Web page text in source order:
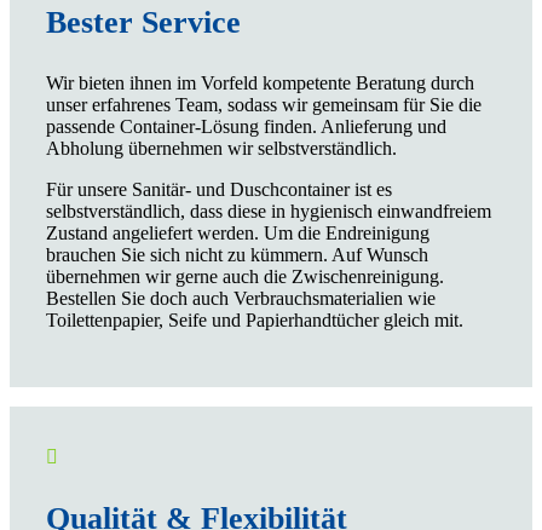
Bester Service
Wir bieten ihnen im Vorfeld kompetente Beratung durch
unser erfahrenes Team, sodass wir gemeinsam für Sie die
passende Container-Lösung finden. Anlieferung und
Abholung übernehmen wir selbstverständlich.
Für unsere Sanitär- und Duschcontainer ist es
selbstverständlich, dass diese in hygienisch einwandfreiem
Zustand angeliefert werden. Um die Endreinigung
brauchen Sie sich nicht zu kümmern. Auf Wunsch
übernehmen wir gerne auch die Zwischenreinigung.
Bestellen Sie doch auch Verbrauchsmaterialien wie
Toilettenpapier, Seife und Papierhandtücher gleich mit.

Qualität & Flexibilität